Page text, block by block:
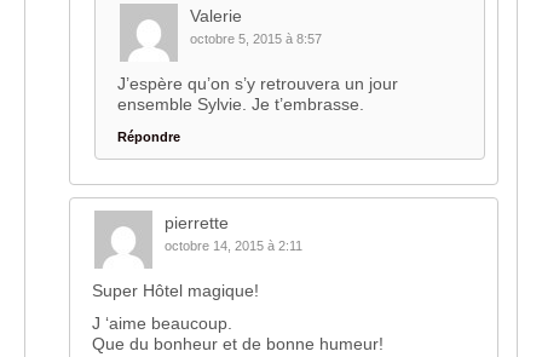
Valerie
octobre 5, 2015 à 8:57
J’espère qu’on s’y retrouvera un jour
ensemble Sylvie. Je t’embrasse.
Répondre
pierrette
octobre 14, 2015 à 2:11
Super Hôtel magique!
J ‘aime beaucoup.
Que du bonheur et de bonne humeur!